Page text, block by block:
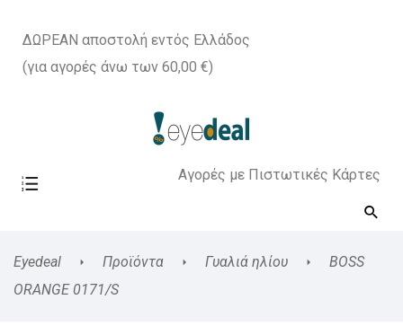
ΔΩΡΕΑΝ αποστολή εντός Ελλάδος
(για αγορές άνω των 60,00 €)
Αγορές με Πιστωτικές Κάρτες
Eyedeal Προϊόντα Γυαλιά ηλίου
BOSS
ORANGE 0171/S